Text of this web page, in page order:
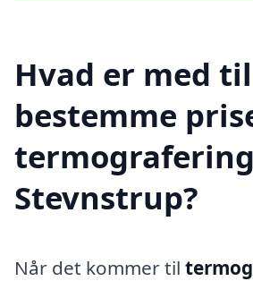
Hvad er med
bestemme
Stevnstrup?
Når det kommer til